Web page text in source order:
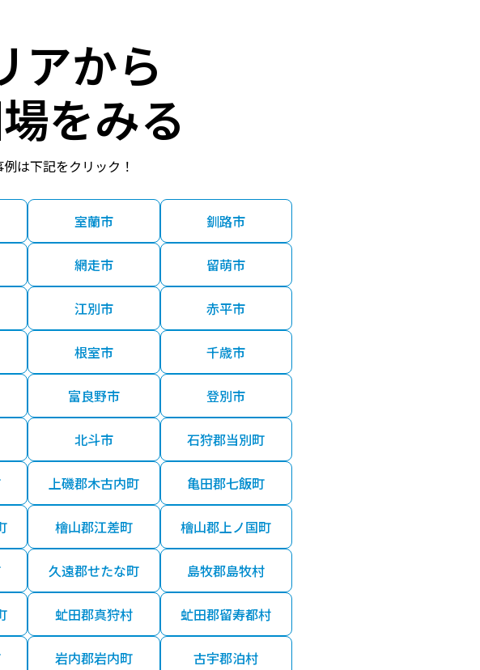
アから
をみる
は下記をクリック！
室蘭市 釧路市
網走市 留萌市
江別市 赤平市
根室市 千歳市
富良野市 登別市
北斗市 石狩郡当別町
上磯郡木古内町 亀田郡七飯町
檜山郡江差町 檜山郡上ノ国町
久遠郡せたな町 島牧郡島牧村
虻田郡真狩村 虻田郡留寿都村
岩内郡岩内町 古宇郡泊村